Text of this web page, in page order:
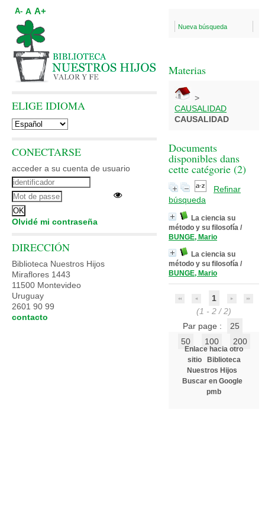
Nueva búsqueda
Materias
>
CAUSALIDAD
CAUSALIDAD
Documents
disponibles dans
cette catégorie (2)
Refinar
búsqueda
La ciencia su
método y su filosofía /
BUNGE, Mario
La ciencia su
método y su filosofía /
BUNGE, Mario
1
(1 - 2 / 2)
Par page :
25
50
100 200
Enlace hacia otro
sitio
Biblioteca
Nuestros Hijos
Buscar en Google
pmb
A- A A+
ELIGE IDIOMA
CONECTARSE
acceder a su cuenta de usuario
Olvidé mi contraseña
DIRECCIÓN
Biblioteca Nuestros Hijos
Miraflores 1443
11500 Montevideo
Uruguay
2601 90 99
contacto